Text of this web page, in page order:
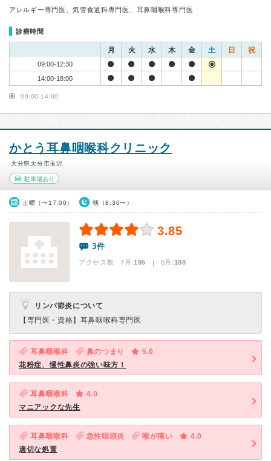
アレルギー専門医、気管食道科専門医、耳鼻咽喉科専門医
診療時間
月 火 水 木 金 土 日 祝
09:00-12:30
14:00-18:00
09:00-14:00
かとう耳鼻咽喉科クリニック
大分県大分市玉沢
駐車場あり
土曜（〜17:00） 朝（8:30〜）
3.85
3件
アクセス数 7月:195 | 6月:188
リンパ節炎について
【専門医・資格】 耳鼻咽喉科専門医
耳鼻咽喉科 鼻のつまり
5.0
花粉症、慢性鼻炎の強い味方！
耳鼻咽喉科
4.0
マニアックな先生
耳鼻咽喉科 急性咽頭炎 喉が痛い
4.0
適切な処置